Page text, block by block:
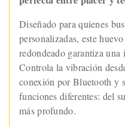
Diseñado para quienes
personalizadas, este
redondeado garantiza
Controla la vibración
conexión por Bluetooth y
funciones diferentes: del
más profundo.